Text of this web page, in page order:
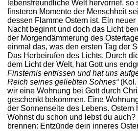
lebensfreundliche Welt hervorrief, so
finsteren Momente der Menschheit
dessen Flamme Ostern ist. Ein neuer
Nacht beginnt und doch das Licht
der Morgendämmerung des
einmal das, was den ersten Tag der
Das Herbeirufen des Lichts. Durch
dem Licht der Welt, hat Gott uns
Finsternis entrissen und hat uns
Reich seines geliebten Sohnes“(Kol.
wir eine Wohnung bei Gott durch
geschenkt bekommen. Eine
der Sonnenseite des Lebens. Ostern
Wohnst du schon und lebst du
brennen: Entzünde dein inneres